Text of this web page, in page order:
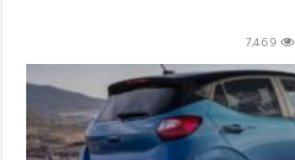
7,469